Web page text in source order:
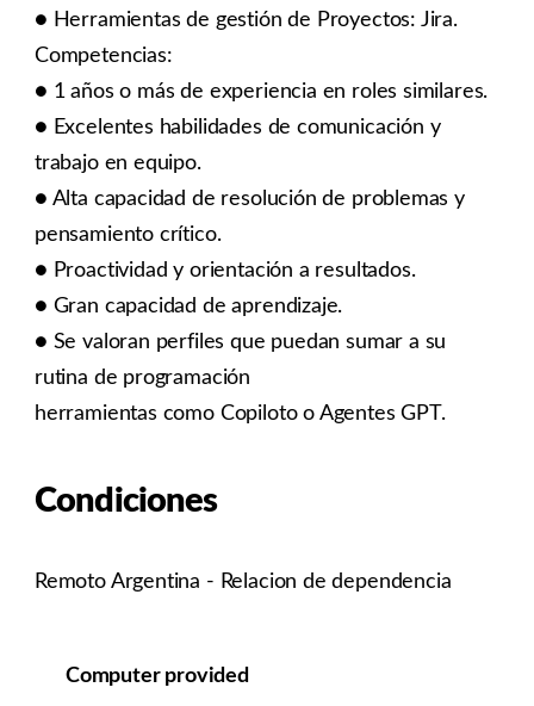
● Herramientas de gestión de Proyectos: Jira.
Competencias:
● 1 años o más de experiencia en roles similares.
● Excelentes habilidades de comunicación y
trabajo en equipo.
● Alta capacidad de resolución de problemas y
pensamiento crítico.
● Proactividad y orientación a resultados.
● Gran capacidad de aprendizaje.
● Se valoran perfiles que puedan sumar a su
rutina de programación
herramientas como Copiloto o Agentes GPT.
Condiciones
Remoto Argentina - Relacion de dependencia
Computer provided